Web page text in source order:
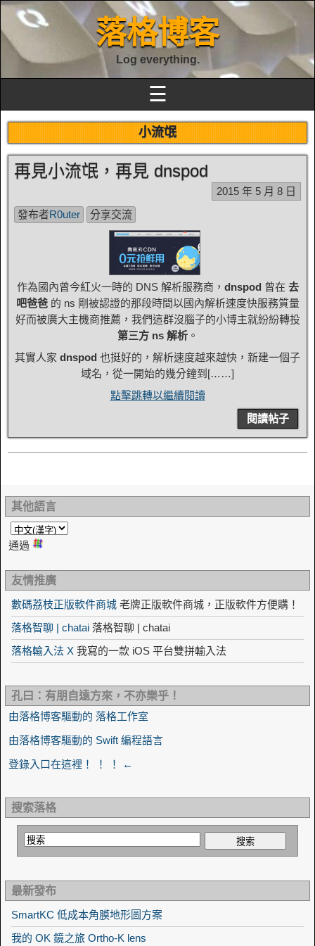
落格博客
Log everything.
☰
小流氓
再見小流氓，再見 dnspod
2015 年 5 月 8 日
發布者R0uter 分享交流
作為國內曾今紅火一時的 DNS 解析服務商， dnspod 曾在 去
吧爸爸的 ns 剛被認證的那段時間以國內解析速度快服務質量
好而被廣大主機商推薦，我們這群沒腦子的小博主就紛紛轉投
第三方 ns 解析。
其實人家 dnspod 也挺好的，解析速度越來越快，新建一個子
域名，從一開始的幾分鐘到[……]
點擊跳轉以繼續閱讀
閱讀帖子
其他語言
通過
友情推廣
數碼荔枝正版軟件商城 老牌正版軟件商城，正版軟件方便購！
落格智聊 | chatai 落格智聊 | chatai
落格輸入法 X 我寫的一款 iOS 平台雙拼輸入法
孔曰：有朋自遠方來，不亦樂乎！
由落格博客驅動的 落格工作室
由落格博客驅動的 Swift 編程語言
登錄入口在這裡！ ！ ！ ←
搜索落格
最新發布
SmartKC 低成本角膜地形圖方案
我的 OK 鏡之旅 Ortho-K lens